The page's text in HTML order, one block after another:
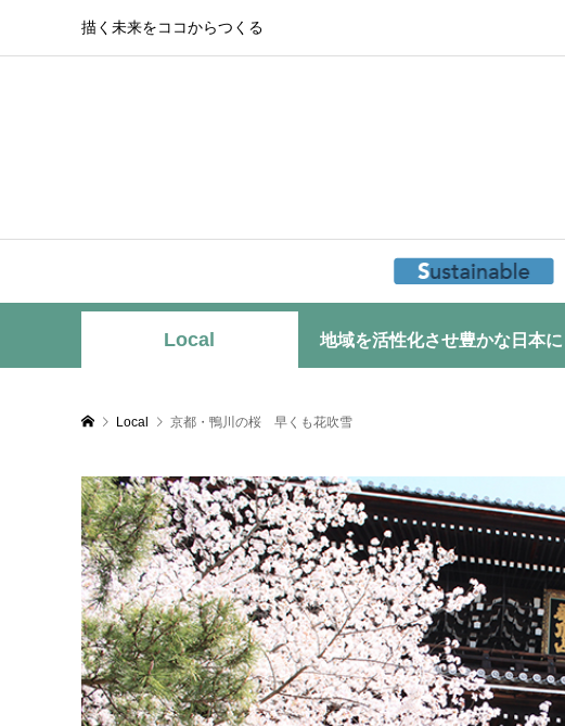
描く未来をココからつくる
Local 地域を活性化させ豊かな日本に
Local 京都・鴨川の桜 早くも花吹雪